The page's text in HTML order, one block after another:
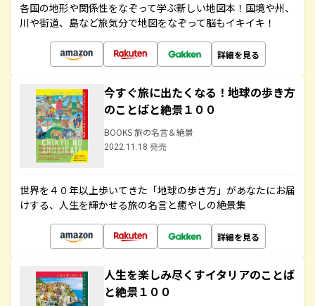
各国の地形や関係性をなぞって学ぶ新しい地図本！国境や州、
川や街道、島など旅気分で地図をなぞって脳もイキイキ！
詳細を見る
今すぐ旅に出たくなる！地球の歩き方
のことばと絶景１００
BOOKS 旅の名言＆絶景
2022.11.18 発売
世界を４０年以上歩いてきた「地球の歩き方」があなたにお届
けする、人生を輝かせる旅の名言と癒やしの絶景集
詳細を見る
人生を楽しみ尽くすイタリアのことば
と絶景１００